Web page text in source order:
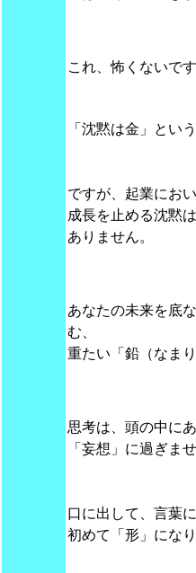
これ、怖くないで
「沈黙は金」とい
ですが、起業におい
成長を止める沈黙
ありません。
あなたの未来を底
む、
重たい「鉛（なまり
思考は、頭の中に
「妄想」に過ぎま
口に出して、言葉に
初めて「形」になり